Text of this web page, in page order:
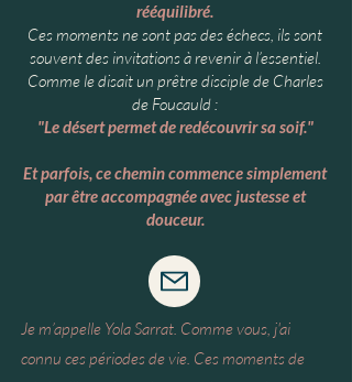
rééquilibré.
Ces moments ne sont pas des échecs, ils sont
souvent des invitations à revenir à l’essentiel.
Comme le disait un prêtre disciple de Charles
de Foucauld :
"Le désert permet de redécouvrir sa soif."
Et parfois, ce chemin commence simplement
par être accompagnée avec justesse et
douceur.
Je m’appelle Yola Sarrat. Comme vous, j'ai
connu ces périodes de vie. Ces moments de